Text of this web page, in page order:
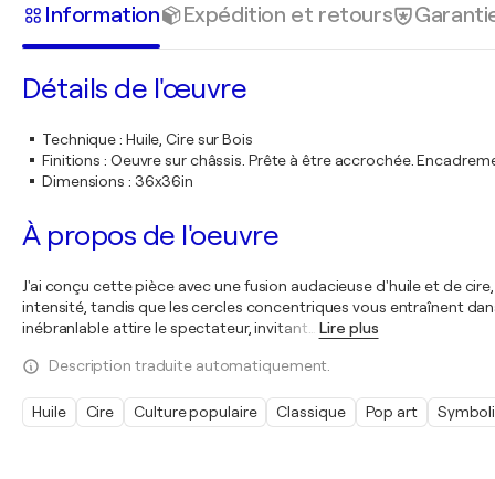
Information Expédition et retours
Détails de l'œuvre
Technique: Huile, Cire sur Bois
Finitions : Oeuvre sur châssis. Prête à être accrochée.
Dimensions : 36x36in
À propos de l'oeuvre
J'ai conçu cette pièce avec une fusion audacieuse d'huile et de
intensité, tandis que les cercles concentriques vous entraînent
inébranlable attire le spectateur, invitant
Lire plus
Description traduite automatiquement.
Huile Cire Culture populaire Classique Pop art